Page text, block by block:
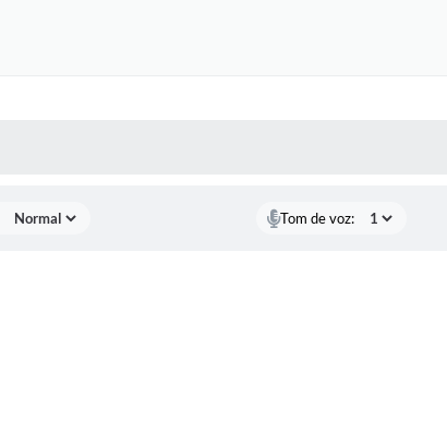
Tom de voz: